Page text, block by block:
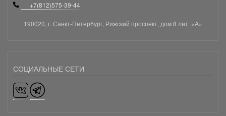
+7(812)575-39-44
190020, г. Санкт-Петербург, Рижский проспект, дом 8 лит. «А»
СОЦИАЛЬНЫЕ СЕТИ